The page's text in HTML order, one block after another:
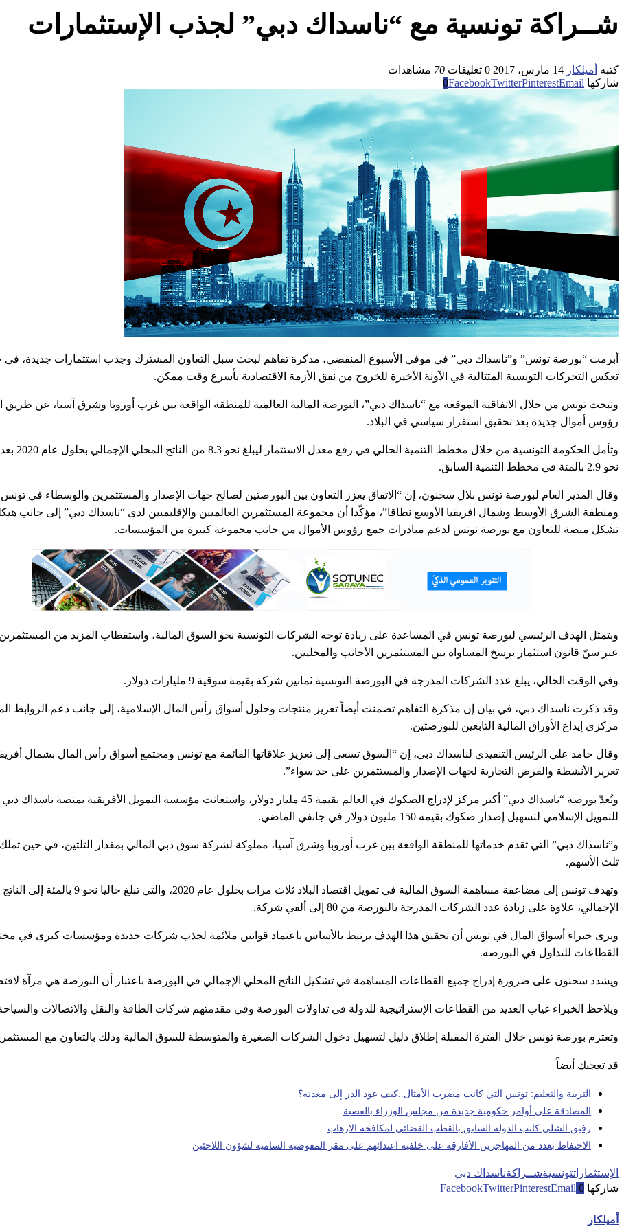
شــراكة تونسية مع “ناسداك دبي” لجذب الإستثمارات
كتبه أميلكار 14 مارس، 2017 0 تعليقات 70 مشاهدات
شاركها
0FacebookTwitterPinterestEmail
أبرمت “بورصة تونس” و”ناسداك دبي” في موفي الأسبوع المنقضي، مذكرة تفاهم لبحث سبل التعاون المشترك وجذب استثمارات جديدة،
تعكس التحركات التونسية المتتالية في الآونة الأخيرة للخروج من نفق الأزمة الاقتصادية بأسرع وقت ممكن.
وتبحث تونس من خلال الاتفاقية الموقعة مع “ناسداك دبي”، البورصة المالية العالمية للمنطقة الواقعة بين غرب أوروبا وشرق آسيا، عن
رؤوس أموال جديدة بعد تحقيق استقرار سياسي في البلاد.
وتأمل الحكومة التونسية من
نحو 2.9 بالمئة في مخطط التنمية السابق.
وقال المدير العام لبورصة تونس بلال سحنون، إن “الاتفاق يعزز التعاون بين البورصتين لصالح جهات الإصدار والمستثمرين والوسطاء في تونس
ومنطقة الشرق الأوسط وشمال افريقيا الأوسع نطاقا”، مؤكّدا أن مجموعة المستثمرين العالميين والإقليميين لدى “ناسداك دبي” إلى جانب
تشكل منصة للتعاون مع بورصة تونس لدعم مبادرات جمع رؤوس الأموال من جانب مجموعة كبيرة من المؤسسات.
ويتمثل الهدف الرئيسي لبورصة تونس في المساعدة على زيادة توجه الشركات التونسية نحو السوق المالية، واستقطاب المزيد من المستثمرين
عبر سنّ قانون استثمار يرسخ المساواة بين المستثمرين الأجانب والمحليين.
وفي الوقت الحالي، يبلغ عدد الشركات المدرجة في البورصة التونسية ثمانين شركة بقيمة سوقية 9 مليارات دولار.
وقد ذكرت ناسداك دبي، في بيان إن مذكرة التفاهم تضمنت أيضاً تعزيز منتجات وحلول أسواق رأس المال الإسلامية، إلى جانب دعم الروابط
مركزي إيداع الأوراق المالية التابعين للبورصتين.
وقال حامد علي الرئيس التنفيذي لناسداك دبي، إن “السوق تسعى إلى تعزيز علاقاتها القائمة مع تونس ومجتمع أسواق رأس المال بشمال
تعزيز الأنشطة والفرص التجارية لجهات الإصدار والمستثمرين على حد سواء”.
وتُعدّ بورصة “ناسداك دبي” أكبر مركز لإدراج الصكوك في العالم بقيمة 45 مليار دولار، واستعانت مؤسسة التمويل الأفريقية بمنصة
للتمويل الإسلامي لتسهيل إصدار صكوك بقيمة 150 مليون دولار في جانفي الماضي.
و”ناسداك دبي” التي تقدم خدماتها للمنطقة الواقعة بين غرب أوروبا وشرق آسيا، مملوكة لشركة سوق دبي المالي بمقدار الثلثين، في حين
ثلث الأسهم.
وتهدف تونس إلى مضاعفة مساهمة السوق المالية في تمويل اقتصاد البلاد ثلاث مرات بحلول عام 2020،
الإجمالي، علاوة على زيادة عدد الشركات المدرجة بالبورصة من 80 إلى ألفي شركة.
ويرى خبراء أسواق المال في تونس أن تحقيق هذا الهدف يرتبط بالأساس باعتماد قوانين ملائمة لجذب شركات جديدة ومؤسسات كبرى في
القطاعات للتداول في البورصة.
ويشدد سحنون على ضرورة إدراج جميع القطاعات المساهمة في تشكيل الناتج المحلي الإجمالي في البورصة باعتبار أن البورصة هي مرآة
ويلاحظ الخبراء غياب العديد من القطاعات الإستراتيجية للدولة في تداولات البورصة وفي مقدمتهم شركات الطاقة والنقل والاتصالات
وتعتزم بورصة تونس خلال الفترة المقبلة إطلاق دليل لتسهيل دخول الشركات الصغيرة والمتوسطة للسوق المالية وذلك بالتعاون مع
قد تعجبك أيضاً
التربية والتعليم: تونس التي كانت مضرب الأمثال..كيف عود الدر إلى معدنه؟
المصادقة على أوامر حكومية جديدة من مجلس الوزراء بالقصبة
رفيق الشلي كاتب الدولة السابق بالقطب القضائي لمكافحة الارهاب
الاحتفاظ بعدد من المهاجرين الأفارقة على خلفية اعتدائهم على مقر المفوضية السامية لشؤون اللاجئين
الإستثماراتتونسيةشــراكةناسداك دبي
شاركها 0
FacebookTwitterPinterestEmail
أميلكار